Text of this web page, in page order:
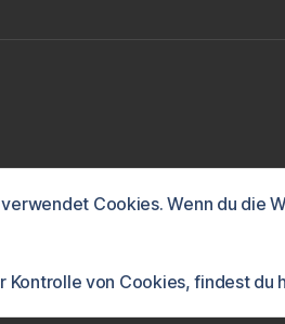
Präsentiert von
Cookies. Wenn du die
von Cookies, findest du